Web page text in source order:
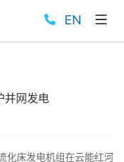
EN
并网发电
化床发电机组在云能红河